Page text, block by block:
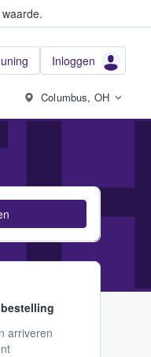
Inloggen
Columbus, OH
arriveren